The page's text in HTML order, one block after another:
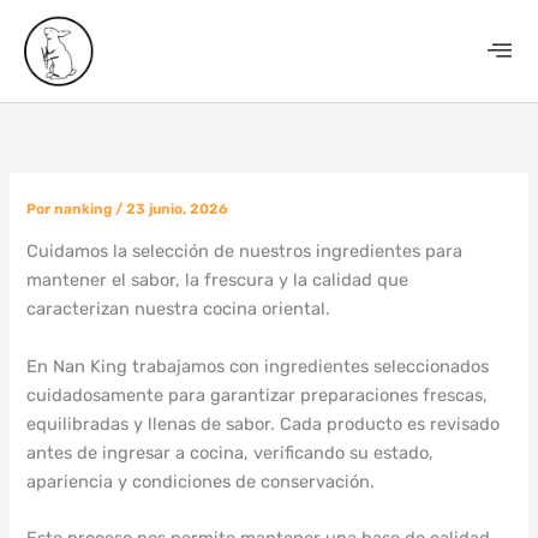
contenido
Pornanking /23 junio, 2026
Cuidamos la selección de nuestros ingredientes para
mantener el sabor, la frescura y la calidad que
caracterizan nuestra cocina oriental.
En Nan King trabajamos con ingredientes seleccionados
cuidadosamente para garantizar preparaciones frescas,
equilibradas y llenas de sabor. Cada producto es revisado
antes de ingresar a cocina, verificando su estado,
apariencia y condiciones de conservación.